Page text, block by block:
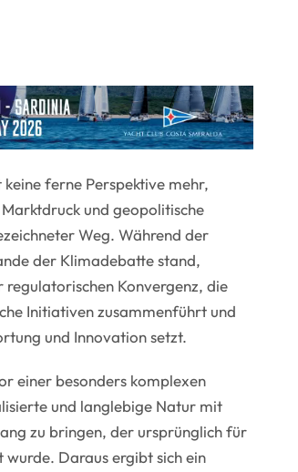
ferne Perspektive mehr,
und geopolitische
Weg. Während der
der Klimadebatte stand,
Konvergenz, die
Initiativen zusammenführt und
und Innovation setzt.
einer besonders komplexen
und langlebige Natur mit
zu bringen, der ursprünglich für
Daraus ergibt sich ein